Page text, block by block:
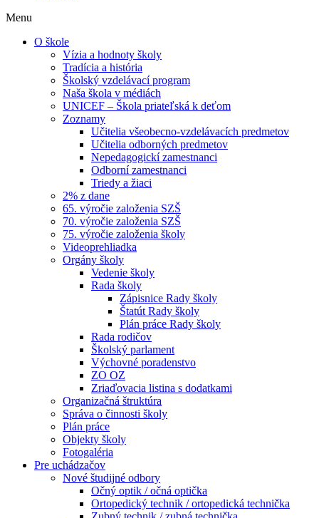
Menu
O škole
Vízia a hodnoty školy
Tradícia a história
Školský vzdelávací program
Naša škola v médiách
UNICEF – Škola priateľská k deťom
Zoznamy
Učitelia všeobecno-vzdelávacích predmetov
Učitelia odborných predmetov
Nepedagogickí zamestnanci
Odborní zamestnanci
Triedy a žiaci
2% z dane
65. výročie založenia SZŠ
70. výročie založenia SZŠ
75. výročie založenia školy
Videoprehliadka
Orgány školy
Vedenie školy
Rada školy
Zápisnice Rady školy
Štatút Rady školy
Plán práce Rady školy
Rada rodičov
Školský parlament
Výchovné poradenstvo
ZO OZ
Zriaďovacia listina s dodatkami
Organizačná štruktúra
Správa o činnosti školy
Plán práce
Objekty školy
Fotogaléria
Pre uchádzačov
Nové študijné odbory
Očný optik / očná optička
Ortopedický technik / ortopedická technička